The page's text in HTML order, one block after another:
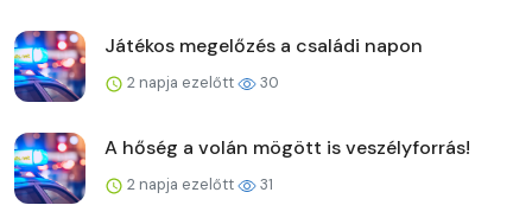
Játékos megelőzés a családi napon
2 napja ezelőtt 30
A hőség a volán mögött is veszélyforrás!
2 napja ezelőtt 31